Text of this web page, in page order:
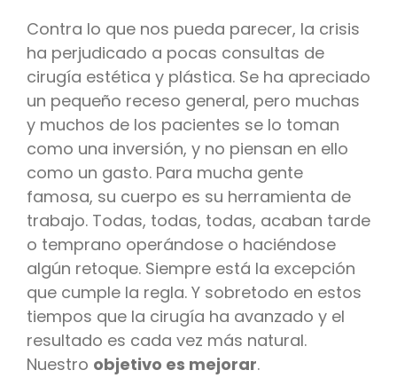
Contra lo que nos pueda parecer, la crisis
ha perjudicado a pocas consultas de
cirugía estética y plástica. Se ha apreciado
un pequeño receso general, pero muchas
y muchos de los pacientes se lo toman
como una inversión, y no piensan en ello
como un gasto. Para mucha gente
famosa, su cuerpo es su herramienta de
trabajo. Todas, todas, todas, acaban tarde
o temprano operándose o haciéndose
algún retoque. Siempre está la excepción
que cumple la regla. Y sobretodo en estos
tiempos que la cirugía ha avanzado y el
resultado es cada vez más natural.
Nuestro objetivo es mejorar.